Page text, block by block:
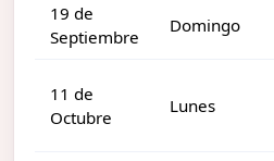
19 de
Septiembre
Domingo
11 de
Octubre
Lunes